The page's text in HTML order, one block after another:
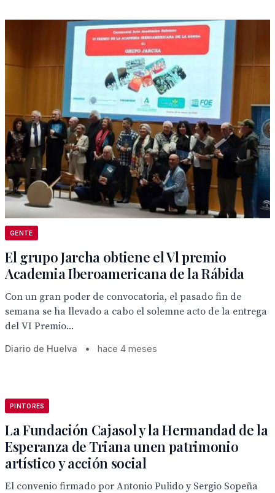
GENTE
El grupo Jarcha obtiene el Vl premio
Academia Iberoamericana de la Rábida
Con un gran poder de convocatoria, el pasado fin de
semana se ha llevado a cabo el solemne acto de la entrega
del VI Premio...
Diario de Huelva • hace 4 meses
PINTORES
La Fundación Cajasol y la Hermandad de la
Esperanza de Triana unen patrimonio
artístico y acción social
El convenio firmado por Antonio Pulido y Sergio Sopeña